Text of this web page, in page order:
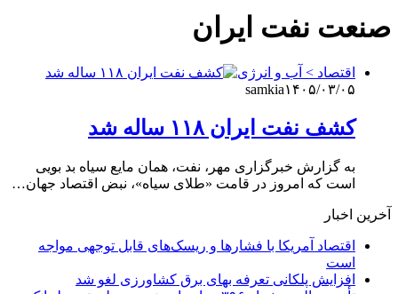
صنعت نفت ایران
اقتصاد > آب و انرژی
samkia۱۴۰۵/۰۳/۰۵
کشف نفت ایران ۱۱۸ ساله شد
به گزارش خبرگزاری مهر، نفت، همان مایع سیاه بد بویی
است که امروز در قامت «طلای سیاه»، نبض اقتصاد جهان…
آخرین اخبار
اقتصاد آمریکا با فشارها و ریسک‌های قابل توجهی مواجه
است
افزایش پلکانی تعرفه بهای برق کشاورزی لغو شد